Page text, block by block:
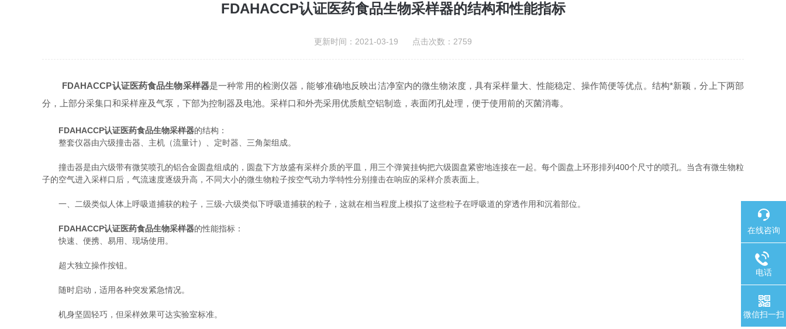
FDAHACCP认证医药食品生物采样器的结构和性能指标
更新时间：2021-03-19 点击次数：2759
FDAHACCP认证医药食品生物采样器是一种常用的检测仪器，能够准确地反映出洁净室内的微生物浓度，具有采样量大、性能稳定、操作简便等优点。结构*新颖，分上下两部
分，上部分采集口和采样座及气泵，下部为控制器及电池。采样口和外壳采用优质航空铝制造，表面闭孔处理，便于使用前的灭菌消毒。
FDAHACCP认证医药食品生物采样器的结构：
整套仪器由六级撞击器、主机（流量计）、定时器、三角架组成。
撞击器是由六级带有微笑喷孔的铝合金圆盘组成的，圆盘下方放盛有采样介质的平皿，用三个弹簧挂钩把六级圆盘紧密地连接在一起。每个圆盘上环形排列400个尺寸的喷孔。当含有微生物粒
子的空气进入采样口后，气流速度逐级升高，不同大小的微生物粒子按空气动力学特性分别撞击在响应的采样介质表面上。
一、二级类似人体上呼吸道捕获的粒子，三级-六级类似下呼吸道捕获的粒子，这就在相当程度上模拟了这些粒子在呼吸道的穿透作用和沉着部位。
FDAHACCP认证医药食品生物采样器的性能指标：
快速、便携、易用、现场使用。
超大独立操作按钮。
随时启动，适用各种突发紧急情况。
机身坚固轻巧，但采样效果可达实验室标准。
在线咨询
电话
微信扫一扫